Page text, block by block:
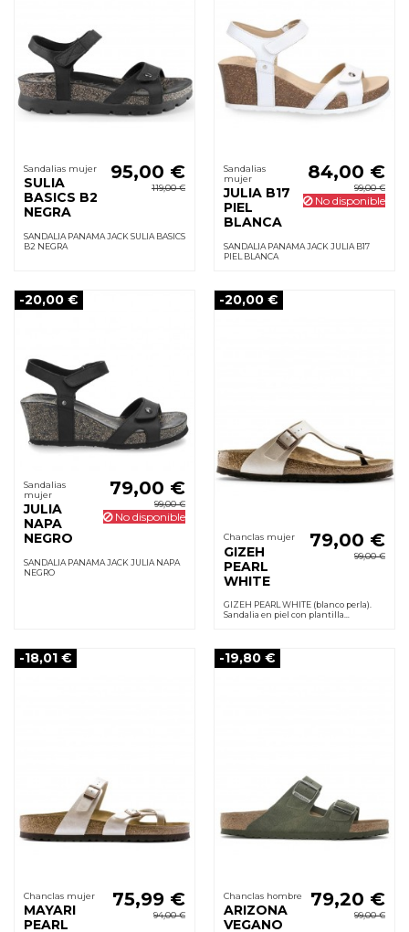
Sandalias mujer
SULIA
BASICS B2
NEGRA
95,00 €
119,00 €
SANDALIA PANAMA JACK SULIA BASICS
B2 NEGRA
Sandalias
mujer
JULIA B17
PIEL
BLANCA
84,00 €
99,00 €
No disponible
SANDALIA PANAMA JACK JULIA B17
PIEL BLANCA
-20,00 €
Sandalias
mujer
JULIA
NAPA
NEGRO
79,00 €
99,00 €
No disponible
SANDALIA PANAMA JACK JULIA NAPA
NEGRO
-20,00 €
Chanclas mujer
GIZEH
PEARL
WHITE
79,00 €
99,00 €
GIZEH PEARL WHITE (blanco perla).
Sandalia en piel con plantilla
-18,01 €
Chanclas mujer
MAYARI
PEARL
75,99 €
94,00 €
-19,80 €
Chanclas hombre
ARIZONA
VEGANO
79,20 €
99,00 €